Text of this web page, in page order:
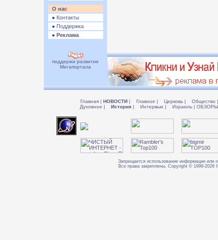
О нас
Контакты
Поддержка
Реклама
поддержи развитие
Мегапортала
Главная | НОВОСТИ | Главное | Церковь | Общество |
Духовное | История | Интервью | Израиль |
Запрещается использование информации или
Все права закреплены. Copyright © 1999-